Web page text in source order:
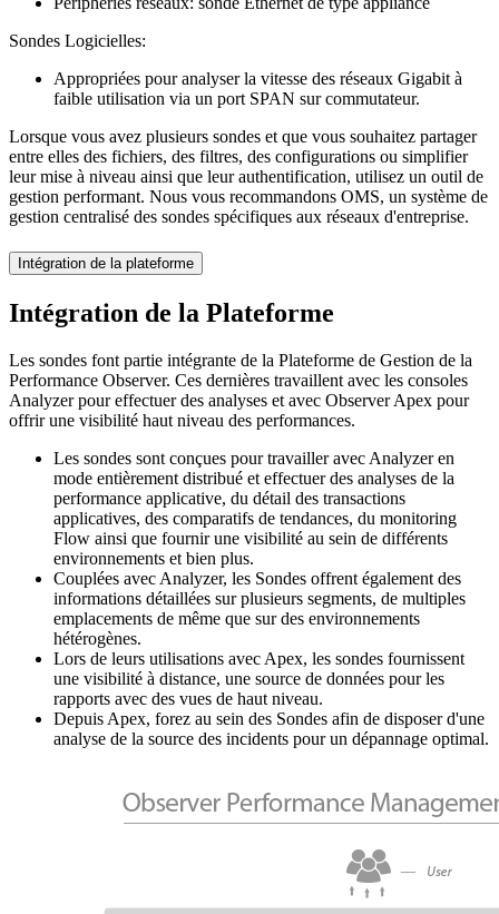
Sondes Logicielles:
Appropriées pour analyser la vitesse des réseaux Gigabit à
faible utilisation via un port SPAN sur commutateur.
Lorsque vous avez plusieurs sondes et que vous souhaitez partager
entre elles des fichiers, des filtres, des configurations ou simplifier
leur mise à niveau ainsi que leur authentification, utilisez un outil de
gestion performant. Nous vous recommandons OMS, un système de
gestion centralisé des sondes spécifiques aux réseaux d'entreprise.
Intégration de la plateforme
Intégration de la Plateforme
Les sondes font partie intégrante de la Plateforme de Gestion de la
Performance Observer. Ces dernières travaillent avec les consoles
Analyzer pour effectuer des analyses et avec Observer Apex pour
offrir une visibilité haut niveau des performances.
Les sondes sont conçues pour travailler avec Analyzer en
mode entièrement distribué et effectuer des analyses de la
performance applicative, du détail des transactions
applicatives, des comparatifs de tendances, du monitoring
Flow ainsi que fournir une visibilité au sein de différents
environnements et bien plus.
Couplées avec Analyzer, les Sondes offrent également des
informations détaillées sur plusieurs segments, de multiples
emplacements de même que sur des environnements
hétérogènes.
Lors de leurs utilisations avec Apex, les sondes fournissent
une visibilité à distance, une source de données pour les
rapports avec des vues de haut niveau.
Depuis Apex, forez au sein des Sondes afin de disposer d'une
analyse de la source des incidents pour un dépannage optimal.